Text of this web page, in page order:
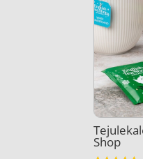
Shop